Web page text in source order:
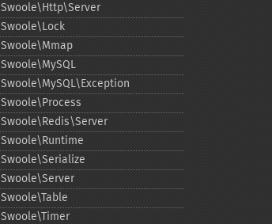
Swoole\Http\Server
Swoole\Lock
Swoole\Mmap
Swoole\MySQL
Swoole\MySQL\Exception
Swoole\Process
Swoole\Redis\Server
Swoole\Runtime
Swoole\Serialize
Swoole\Server
Swoole\Table
Swoole\Timer